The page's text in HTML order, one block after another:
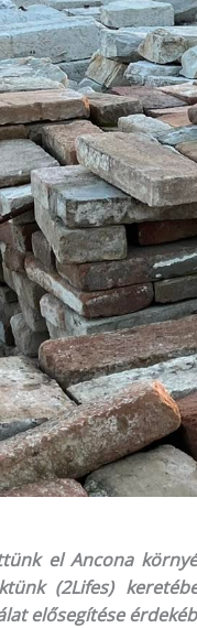
el Ancona
(2Lifes)
elősegítése